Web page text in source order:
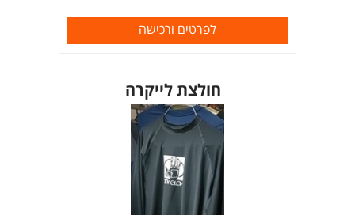
לפרטים ורכישה
חולצת לייקרה